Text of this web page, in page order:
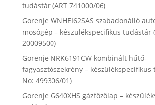
tudástár (ART 741000/06)
Gorenje WNHEI62SAS szabadonálló
mosógép – készülékspecifikus tudástár
20009500)
Gorenje NRK6191CW kombinált hűtő-
fagyasztószekrény – készülékspecifikus
No: 499306/01)
Gorenje G640XHS gázfőzőlap –